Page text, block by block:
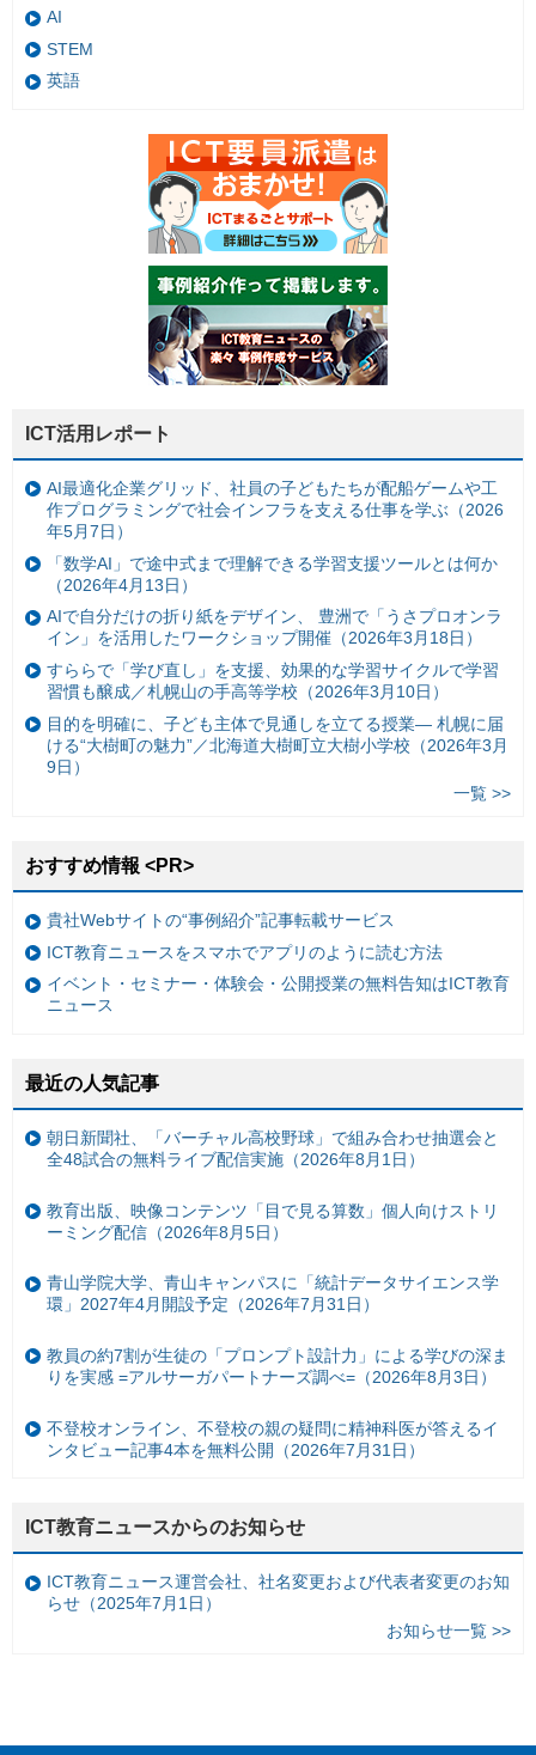
AI
STEM
英語
ICT活用レポート
AI最適化企業グリッド、社員の子どもたちが配船ゲームや工
作プログラミングで社会インフラを支える仕事を学ぶ（2026
年5月7日）
「数学AI」で途中式まで理解できる学習支援ツールとは何か
（2026年4月13日）
AIで自分だけの折り紙をデザイン、 豊洲で「うさプロオンラ
イン」を活用したワークショップ開催（2026年3月18日）
すららで「学び直し」を支援、効果的な学習サイクルで学習
習慣も醸成／札幌山の手高等学校（2026年3月10日）
目的を明確に、子ども主体で見通しを立てる授業— 札幌に届
ける“大樹町の魅力”／北海道大樹町立大樹小学校（2026年3月
9日）
一覧 >>
おすすめ情報 <PR>
貴社Webサイトの“事例紹介”記事転載サービス
ICT教育ニュースをスマホでアプリのように読む方法
イベント・セミナー・体験会・公開授業の無料告知はICT教育
ニュース
最近の人気記事
朝日新聞社、「バーチャル高校野球」で組み合わせ抽選会と
全48試合の無料ライブ配信実施（2026年8月1日）
教育出版、映像コンテンツ「目で見る算数」個人向けストリ
ーミング配信（2026年8月5日）
青山学院大学、青山キャンパスに「統計データサイエンス学
環」2027年4月開設予定（2026年7月31日）
教員の約7割が生徒の「プロンプト設計力」による学びの深ま
りを実感 =アルサーガパートナーズ調べ=（2026年8月3日）
不登校オンライン、不登校の親の疑問に精神科医が答えるイ
ンタビュー記事4本を無料公開（2026年7月31日）
ICT教育ニュースからのお知らせ
ICT教育ニュース運営会社、社名変更および代表者変更のお知
らせ（2025年7月1日）
お知らせ一覧 >>